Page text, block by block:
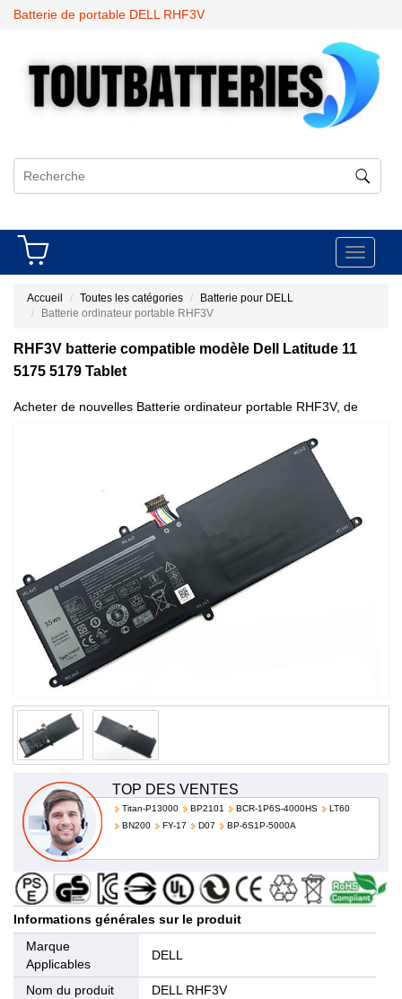
Batterie de portable DELL RHF3V
Toggle
Accueil Toutes les catégories
Batterie pour DELL
Batterie ordinateur portable RHF3V
RHF3V batterie compatible modèle Dell Latitude 11
5175 5179 Tablet
Acheter de nouvelles Batterie ordinateur portable RHF3V, de
TOP DES VENTES
Titan-P13000 BP2101 BCR-1P6S-4000HS
LT60
BN200
FY-17 D07 BP-6S1P-5000A
Informations générales sur le produit
Marque
Applicables
DELL
Nom du produit
DELL RHF3V